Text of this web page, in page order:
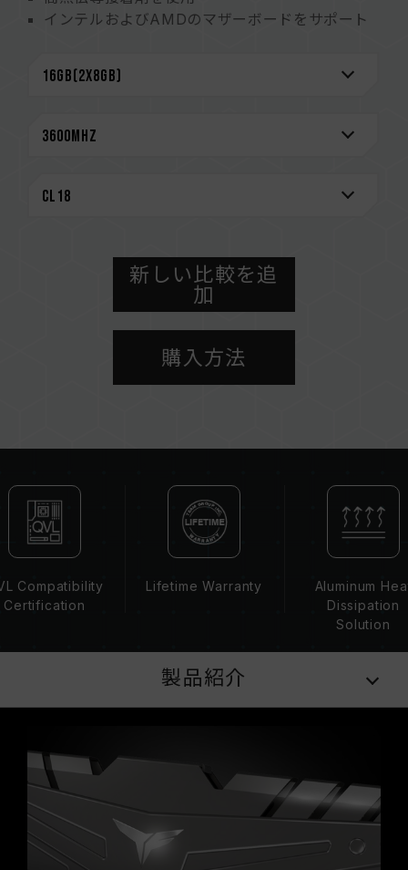
インテルおよびAMDのマザーボードをサポート
極めて低い動作電圧による省エネ
Chinese Utility PATENT (number: CN
互換性チェック
」ページにてご確認ください。
メモリを購入する前に、マザーボードメーカーの
QVL（互換性リスト）をご参照ください。
メモリの最大動作周波数は、システムのBIOS設
定、マザーボード、およびCPUの互換性によって
ーは互換性検証を通じてされます。異なるセット
なったり、起動に失敗したりする可能性がありま
す。
CPUのメモリコントローラー（IMC）の性能
（Performance）と現在使用しているマザーボ
に影響を与える可能性があります。
XMP 2.0（Intel）を有効にしない場合、メモリ
作し、例えばDDR4-2133/2400（またはそれ以
下）となります。これは正常な動作であり、製品
の欠陥ではありません。
マザーボードでは、指定された周波数に達しない
可能性があります。最大動作周波数は、システム
設定性によって決まります。
オーバークロック（XMP 2.0を有効化）は
JEDEC標準に準拠しておらず、システムの安定
性に影響を及ぼす可能性があります。オーバーク
新しい比較を追
加
購入方法
Compatibility
Certification
Lifetime Warranty
Aluminum
Dissipation
Solution
製品紹介